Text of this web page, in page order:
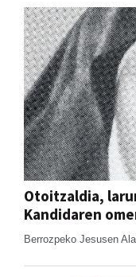
Otoitzaldia,
Kandidaren
Berrozpeko Jesusen